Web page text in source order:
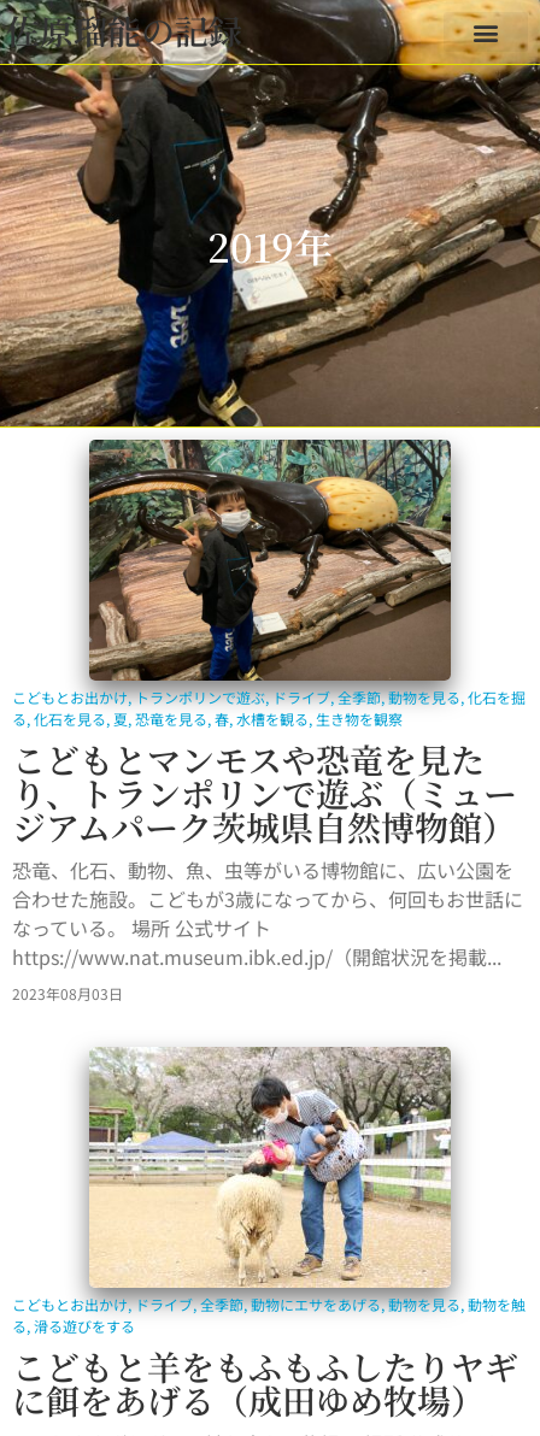
佐原瑠能の記録
2019年
こどもとお出かけ,トランポリンで遊ぶ,ドライブ,全季節,動物を見る,化石を掘
る,化石を見る,夏,恐竜を見る,春,水槽を観る,生き物を観察
こどもとマンモスや恐竜を見た
り、トランポリンで遊ぶ（ミュー
ジアムパーク茨城県自然博物館）
恐竜、化石、動物、魚、虫等がいる博物館に、広い公園を
合わせた施設。こどもが3歳になってから、何回もお世話に
なっている。 場所 公式サイト
https://www.nat.museum.ibk.ed.jp/（開館状況を掲載...
2023年08月03日
こどもとお出かけ,ドライブ,全季節,動物にエサをあげる,動物を見る,動物を触
る,滑る遊びをする
こどもと羊をもふもふしたりヤギ
に餌をあげる（成田ゆめ牧場）